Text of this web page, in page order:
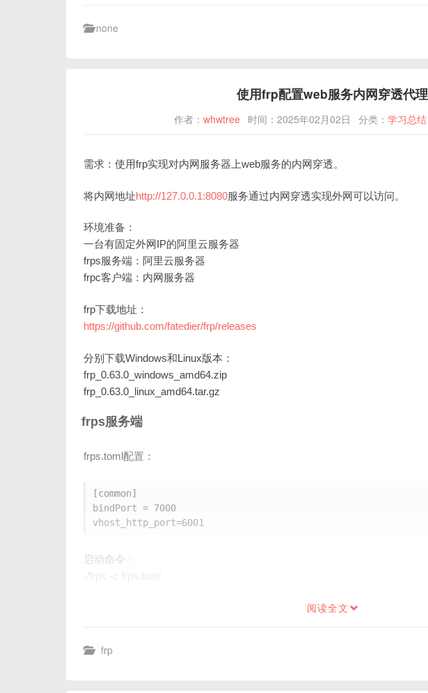
none
使用frp配置web服务内网穿透代理
作者： whwtree 时间：2025年02月02日 分类： 学习总结
需求：使用frp实现对内网服务器上web服务的内网穿透。
将内网地址http://127.0.0.1:8080服务通过内网穿透实现外网可以访问。
环境准备：
一台有固定外网IP的阿里云服务器
frps服务端：阿里云服务器
frpc客户端：内网服务器
frp下载地址：
https://github.com/fatedier/frp/releases
分别下载Windows和Linux版本：
frp_0.63.0_windows_amd64.zip
frp_0.63.0_linux_amd64.tar.gz
frps服务端
frps.toml配置：
[common]
bindPort = 7000
启动命令：
./frps -c frps.toml
阅读全文
frp